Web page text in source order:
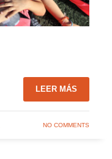
LEER MÁS
NO COMMENTS